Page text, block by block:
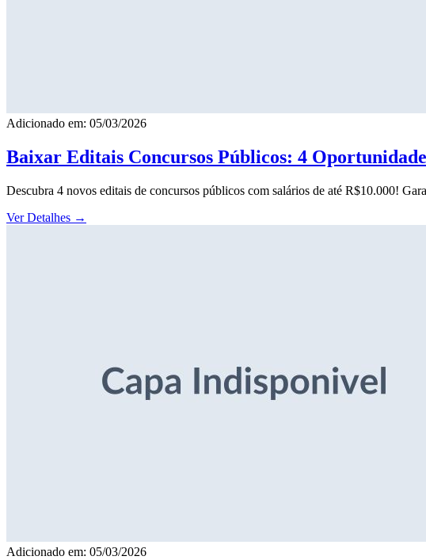
Adicionado em: 05/03/2026
Baixar Editais Concursos Públicos: 4
Descubra 4 novos editais de concursos públicos com salários de até R$10.000!
Ver Detalhes →
Adicionado em: 05/03/2026